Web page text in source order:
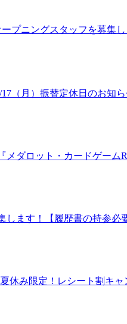
プニングスタッフを募集
（月）振替定休日のお知
メダロット・カードゲー
します！【履歴書の持参必
休み限定！レシート割キャ